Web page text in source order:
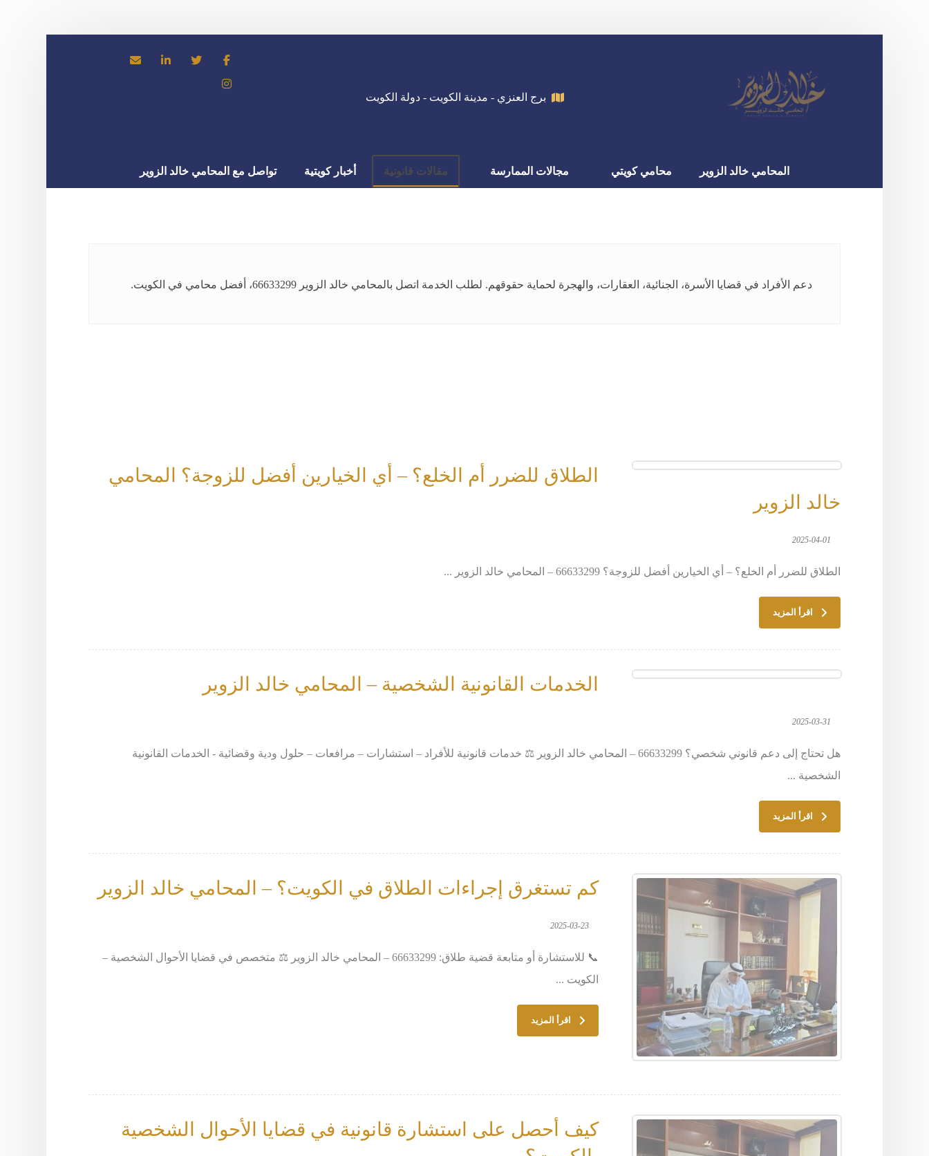
برج العنزي - مدينة الكويت - دولة الكويت
المحامي خالد الزوير محامي كويتي مجالات الممارسة مقالات قانونية أخبار كويتية تواصل مع المحامي خالد الزوير
دعم الأفراد في قضايا الأسرة، الجنائية، العقارات، والهجرة لحماية حقوقهم. لطلب الخدمة اتصل بالمحامي خالد الزوير 66633299، أفضل محامي في الكويت.
الطلاق للضرر أم الخلع؟ – أي الخيارين أفضل للزوجة؟ المحامي
خالد الزوير
2025-04-01
الطلاق للضرر أم الخلع؟ – أي الخيارين أفضل للزوجة؟ 66633299 – المحامي خالد الزوير ...
اقرأ المزيد
الخدمات القانونية الشخصية – المحامي خالد الزوير
2025-03-31
هل تحتاج إلى دعم قانوني شخصي؟ 66633299 – المحامي خالد الزوير ⚖️ خدمات قانونية للأفراد – استشارات – مرافعات – حلول ودية وقضائية - الخدمات القانونية
الشخصية ...
اقرأ المزيد
كم تستغرق إجراءات الطلاق في الكويت؟ – المحامي خالد الزوير
2025-03-23
📞 للاستشارة أو متابعة قضية طلاق: 66633299 – المحامي خالد الزوير ⚖️ متخصص في قضايا الأحوال الشخصية –
الكويت ...
اقرأ المزيد
كيف أحصل على استشارة قانونية في قضايا الأحوال الشخصية